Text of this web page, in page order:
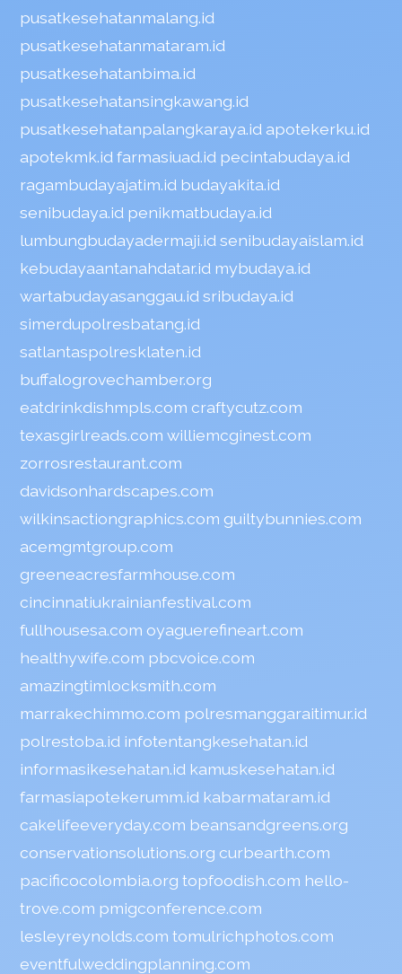
pusatkesehatanmalang.id
pusatkesehatanmataram.id
pusatkesehatanbima.id
pusatkesehatansingkawang.id
pusatkesehatanpalangkaraya.id apotekerku.id
apotekmk.id farmasiuad.id pecintabudaya.id
ragambudayajatim.id budayakita.id
senibudaya.id penikmatbudaya.id
lumbungbudayadermaji.id senibudayaislam.id
kebudayaantanahdatar.id mybudaya.id
wartabudayasanggau.id sribudaya.id
simerdupolresbatang.id
satlantaspolresklaten.id
buffalogrovechamber.org
eatdrinkdishmpls.com craftycutz.com
texasgirlreads.com williemcginest.com
zorrosrestaurant.com
davidsonhardscapes.com
wilkinsactiongraphics.com guiltybunnies.com
acemgmtgroup.com
greeneacresfarmhouse.com
cincinnatiukrainianfestival.com
fullhousesa.com oyaguerefineart.com
healthywife.com pbcvoice.com
amazingtimlocksmith.com
marrakechimmo.com polresmanggaraitimur.id
polrestoba.id infotentangkesehatan.id
informasikesehatan.id kamuskesehatan.id
farmasiapotekerumm.id kabarmataram.id
cakelifeeveryday.com beansandgreens.org
conservationsolutions.org curbearth.com
pacificocolombia.org topfoodish.com hello-
trove.com pmigconference.com
lesleyreynolds.com tomulrichphotos.com
eventfulweddingplanning.com